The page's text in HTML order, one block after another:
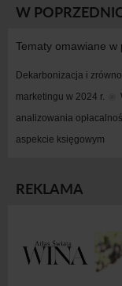
W
Tematy omawiane
Dekarbonizacja i
marketingu w 2024 r.
analizowania
aspekcie księgowym
REKLAMA